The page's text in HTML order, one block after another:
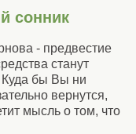
сонник
- предвестие
станут
Куда бы Вы ни
вернутся,
мысль о том, что